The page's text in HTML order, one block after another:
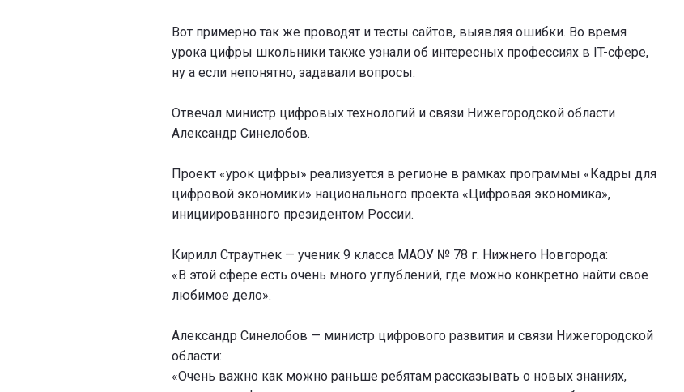
Вот примерно так же проводят и тесты сайтов, выявляя ошибки. Во время
урока цифры школьники также узнали об интересных профессиях в IT-сфере,
ну а если непонятно, задавали вопросы.
Отвечал министр цифровых технологий и связи Нижегородской области
Александр Синелобов.
Проект «урок цифры» реализуется в регионе в рамках программы «Кадры для
цифровой экономики» национального проекта «Цифровая экономика»,
инициированного президентом России.
Кирилл Страутнек — ученик 9 класса МАОУ № 78 г. Нижнего Новгорода:
«В этой сфере есть очень много углублений, где можно конкретно найти свое
любимое дело».
Александр Синелобов — министр цифрового развития и связи Нижегородской
области:
«Очень важно как можно раньше ребятам рассказывать о новых знаниях,